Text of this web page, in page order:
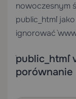
nowoczesnym
`public_html`
ignorować
`public_html`
porównanie